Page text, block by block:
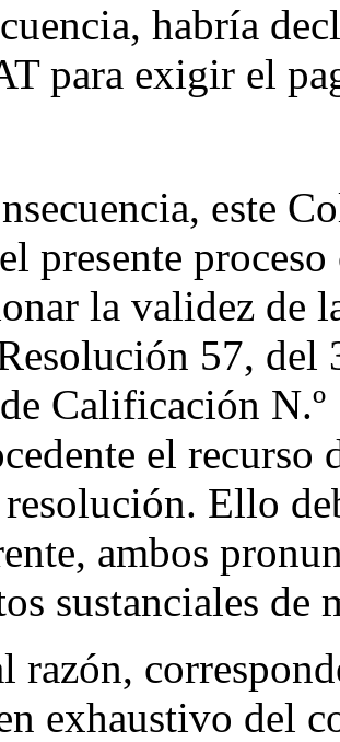
habría
para exigir el
este
presente
la validez de
57, del
Calificación
el recurso
Ello
ambos
sustanciales de
razón,
exhaustivo del